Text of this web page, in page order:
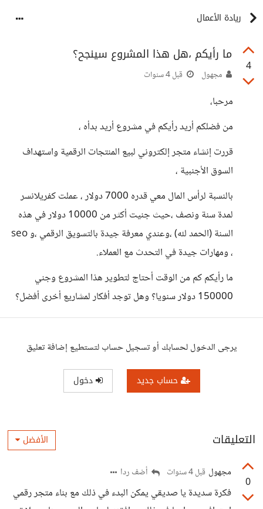
ريادة الأعمال
4
ما رأيكم ،هل هذا المشروع سينجح؟
مجهول قبل 4 سنوات
مرحبا،
من فضلكم أريد رأيكم في مشروع أريد بدأه ،
قررت إنشاء متجر إلكتروني لبيع المنتجات الرقمية واستهداف
السوق الأجنبية ،
بالنسبة لرأس المال معي قدره 7000 دولار ، عملت كفريلانسر
لمدة سنة ونصف ،حيث جنيت أكثر من 10000 دولار في هذه
السنة (الحمد لله) ،وعندي معرفة جيدة بالتسويق الرقمي ،و seo
، ومهارات جيدة في التحدث مع العملاء.
ما رأيكم كم من الوقت أحتاج لتطوير هذا المشروع وجني
150000 دولار سنويا؟ وهل توجد أفكار لمشاريع أخرى أفضل؟
يرجى الدخول لحسابك أو تسجيل حساب لتستطيع إضافة تعليق
حساب جديد دخول
التعليقات الأفضل
0
مجهول قبل 4 سنوات أضف ردا
فكرة سديدة يا صديقي يمكن البدء في ذلك مع بناء متجر رقمي